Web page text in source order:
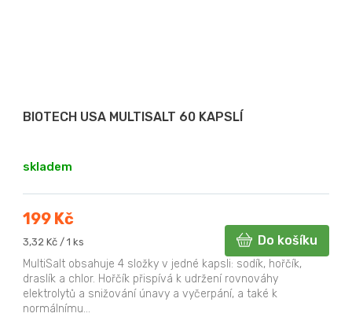
BIOTECH USA MULTISALT 60 KAPSLÍ
skladem
199 Kč
Měrná
3,32 Kč / 1 ks Do košíku
MultiSalt obsahuje 4 složky v jedné kapsli: sodík, hořčík,
draslík a chlor. Hořčík přispívá k udržení rovnováhy
elektrolytů a snižování únavy a vyčerpání, a také k
normálnímu...